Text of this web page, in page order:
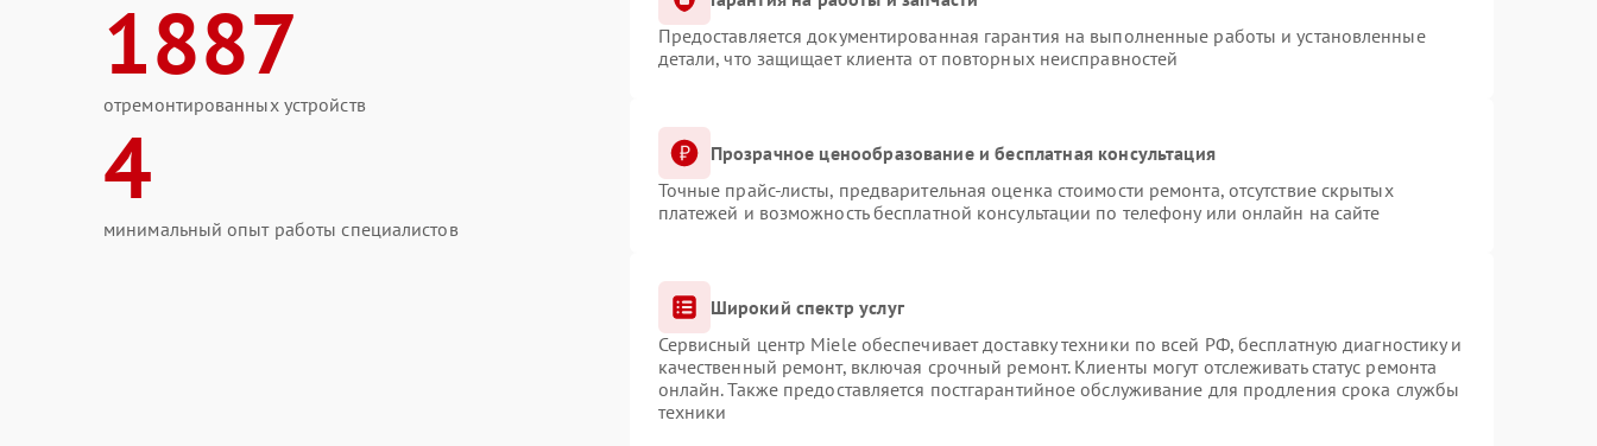
1887
отремонтированных устройств
4
минимальный опыт работы специалистов
Предоставляется документированная гарантия на выполненные работы и установленные
детали, что защищает клиента от повторных неисправностей
Прозрачное ценообразование и бесплатная консультация
Точные прайс-листы, предварительная оценка стоимости ремонта, отсутствие скрытых
платежей и возможность бесплатной консультации по телефону или онлайн на сайте
Широкий спектр услуг
Сервисный центр Miele обеспечивает доставку техники по всей РФ, бесплатную диагностику и
качественный ремонт, включая срочный ремонт. Клиенты могут отслеживать статус ремонта
онлайн. Также предоставляется постгарантийное обслуживание для продления срока службы
техники